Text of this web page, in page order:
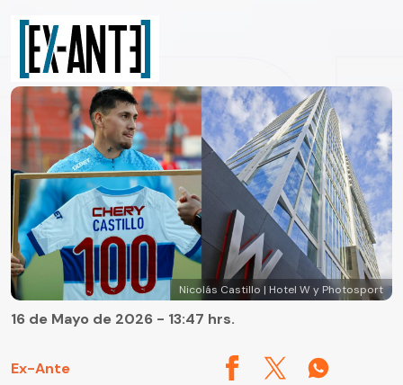
Nicolás Castillo | Hotel W y Photosport
Ex-Ante
16 de Mayo de 2026 - 13:47 hrs.